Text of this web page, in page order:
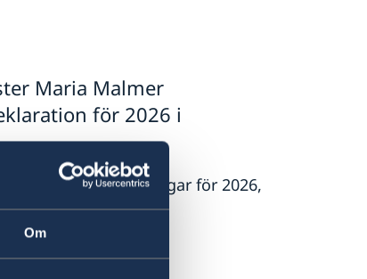
Om
Maria Malmer
för 2026 i
prioriteringar för 2026,